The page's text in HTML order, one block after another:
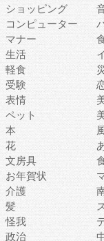
ショッピング
コンピューター
マナー
生活
軽食
受験
表情
ペット
本
花
文房具
お年賀状
介護
髪
怪我
政治